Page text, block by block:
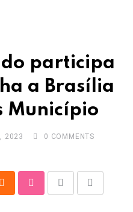
participa
a Brasília
Município
2023 0 COMMENTS
Cloud StumbleUpon
Print
Share